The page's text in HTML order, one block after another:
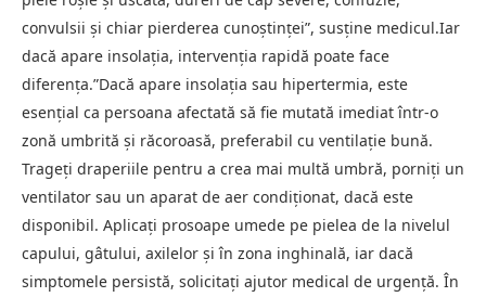
convulsii şi chiar pierderea cunoştinţei”, susţine medicul.Iar
dacă apare insolaţia, intervenţia rapidă poate face
diferenţa.”Dacă apare insolaţia sau hipertermia, este
esenţial ca persoana afectată să fie mutată imediat într-o
zonă umbrită şi răcoroasă, preferabil cu ventilaţie bună.
Trageţi draperiile pentru a crea mai multă umbră, porniţi un
ventilator sau un aparat de aer condiţionat, dacă este
disponibil. Aplicaţi prosoape umede pe pielea de la nivelul
capului, gâtului, axilelor şi în zona inghinală, iar dacă
simptomele persistă, solicitaţi ajutor medical de urgenţă. În